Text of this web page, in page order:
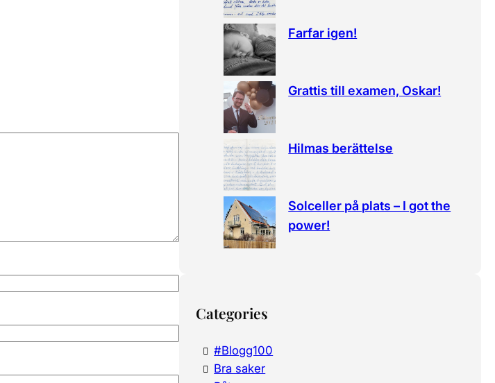
Farfar igen!
Grattis till examen, Oskar!
Hilmas berättelse
Solceller på plats – I got the
power!
Categories
#Blogg100
Bra saker